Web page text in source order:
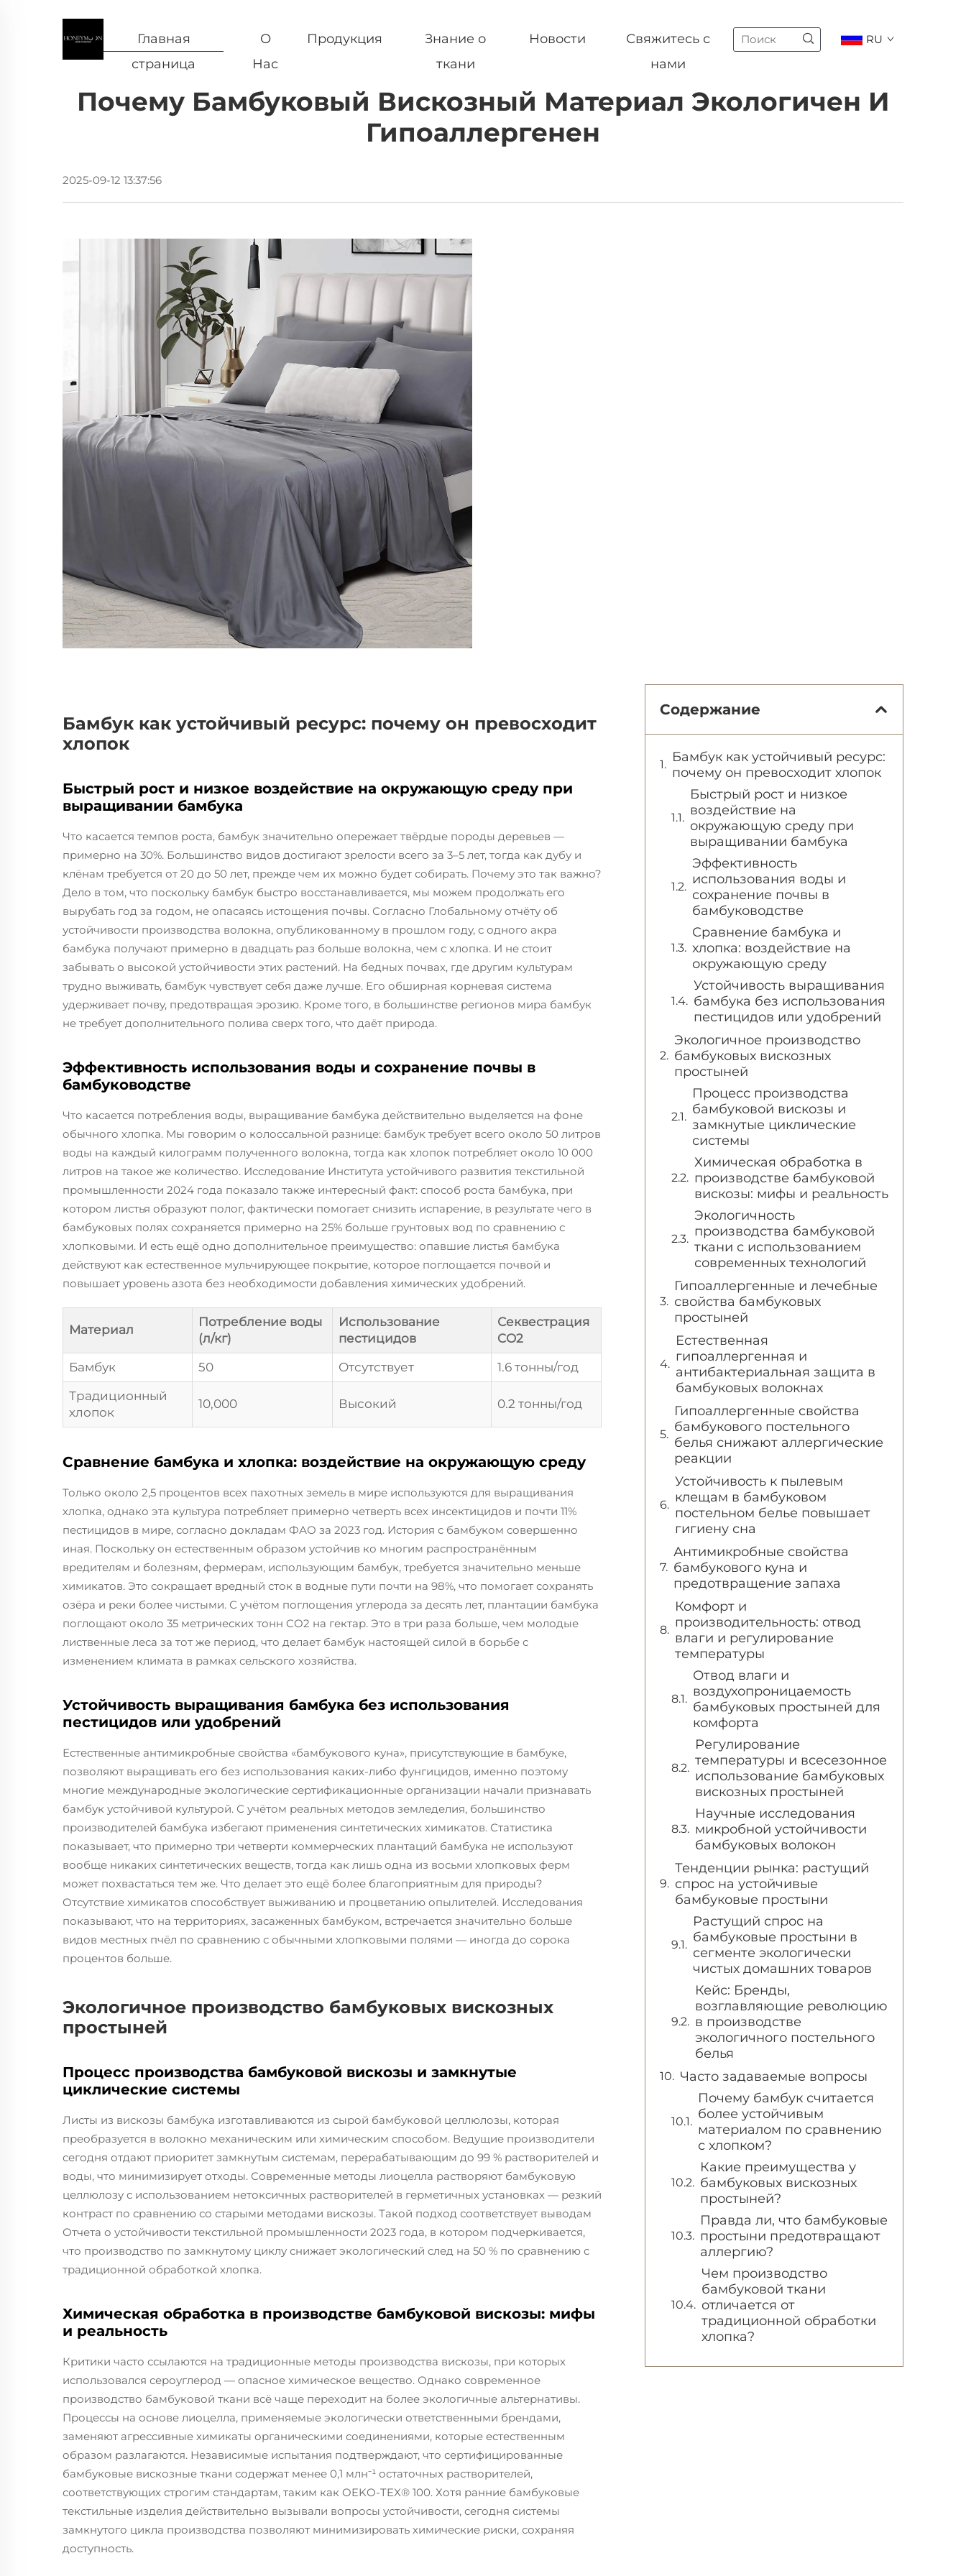
Главная
страница
О
Нас
Продукция
Знание о
ткани
Новости
Свяжитесь с
нами
RU
Почему Бамбуковый Вискозный Материал Экологичен И
Гипоаллергенен
2025-09-12 13:37:56
Бамбук как устойчивый ресурс: почему он превосходит
хлопок
Быстрый рост и низкое воздействие на окружающую среду при
выращивании бамбука
Что касается темпов роста, бамбук значительно опережает твёрдые породы деревьев —
примерно на 30%. Большинство видов достигают зрелости всего за 3–5 лет, тогда как дубу и
клёнам требуется от 20 до 50 лет, прежде чем их можно будет собирать. Почему это так важно?
Дело в том, что поскольку бамбук быстро восстанавливается, мы можем продолжать его
вырубать год за годом, не опасаясь истощения почвы. Согласно Глобальному отчёту об
устойчивости производства волокна, опубликованному в прошлом году, с одного акра
бамбука получают примерно в двадцать раз больше волокна, чем с хлопка. И не стоит
забывать о высокой устойчивости этих растений. На бедных почвах, где другим культурам
трудно выживать, бамбук чувствует себя даже лучше. Его обширная корневая система
удерживает почву, предотвращая эрозию. Кроме того, в большинстве регионов мира бамбук
не требует дополнительного полива сверх того, что даёт природа.
Эффективность использования воды и сохранение почвы в
бамбуководстве
Что касается потребления воды, выращивание бамбука действительно выделяется на фоне
обычного хлопка. Мы говорим о колоссальной разнице: бамбук требует всего около 50 литров
воды на каждый килограмм полученного волокна, тогда как хлопок потребляет около 10 000
литров на такое же количество. Исследование Института устойчивого развития текстильной
промышленности 2024 года показало также интересный факт: способ роста бамбука, при
котором листья образуют полог, фактически помогает снизить испарение, в результате чего в
бамбуковых полях сохраняется примерно на 25% больше грунтовых вод по сравнению с
хлопковыми. И есть ещё одно дополнительное преимущество: опавшие листья бамбука
действуют как естественное мульчирующее покрытие, которое поглощается почвой и
повышает уровень азота без необходимости добавления химических удобрений.
Материал
Потребление воды
(л/кг)
Использование
пестицидов
Секвестрация
CO2
Бамбук
50 Отсутствует
1.6 тонны/год
Традиционный
хлопок
10,000 Высокий 0.2 тонны/год
Сравнение бамбука и хлопка: воздействие на окружающую среду
Только около 2,5 процентов всех пахотных земель в мире используются для выращивания
хлопка, однако эта культура потребляет примерно четверть всех инсектицидов и почти 11%
пестицидов в мире, согласно докладам ФАО за 2023 год. История с бамбуком совершенно
иная. Поскольку он естественным образом устойчив ко многим распространённым
вредителям и болезням, фермерам, использующим бамбук, требуется значительно меньше
химикатов. Это сокращает вредный сток в водные пути почти на 98%, что помогает сохранять
озёра и реки более чистыми. С учётом поглощения углерода за десять лет, плантации бамбука
поглощают около 35 метрических тонн CO2 на гектар. Это в три раза больше, чем молодые
лиственные леса за тот же период, что делает бамбук настоящей силой в борьбе с
изменением климата в рамках сельского хозяйства.
Устойчивость выращивания бамбука без использования
пестицидов или удобрений
Естественные антимикробные свойства «бамбукового куна», присутствующие в бамбуке,
позволяют выращивать его без использования каких-либо фунгицидов, именно поэтому
многие международные экологические сертификационные организации начали признавать
бамбук устойчивой культурой. С учётом реальных методов земледелия, большинство
производителей бамбука избегают применения синтетических химикатов. Статистика
показывает, что примерно три четверти коммерческих плантаций бамбука не используют
вообще никаких синтетических веществ, тогда как лишь одна из восьми хлопковых ферм
может похвастаться тем же. Что делает это ещё более благоприятным для природы?
Отсутствие химикатов способствует выживанию и процветанию опылителей. Исследования
показывают, что на территориях, засаженных бамбуком, встречается значительно больше
видов местных пчёл по сравнению с обычными хлопковыми полями — иногда до сорока
процентов больше.
Экологичное производство бамбуковых вискозных
простыней
Процесс производства бамбуковой вискозы и замкнутые
циклические системы
Листы из вискозы бамбука изготавливаются из сырой бамбуковой целлюлозы, которая
преобразуется в волокно механическим или химическим способом. Ведущие производители
сегодня отдают приоритет замкнутым системам, перерабатывающим до 99 % растворителей и
воды, что минимизирует отходы. Современные методы лиоцелла растворяют бамбуковую
целлюлозу с использованием нетоксичных растворителей в герметичных установках — резкий
контраст по сравнению со старыми методами вискозы. Такой подход соответствует выводам
Отчета о устойчивости текстильной промышленности 2023 года, в котором подчеркивается,
что производство по замкнутому циклу снижает экологический след на 50 % по сравнению с
традиционной обработкой хлопка.
Химическая обработка в производстве бамбуковой вискозы: мифы
и реальность
Критики часто ссылаются на традиционные методы производства вискозы, при которых
использовался сероуглерод — опасное химическое вещество. Однако современное
производство бамбуковой ткани всё чаще переходит на более экологичные альтернативы.
Процессы на основе лиоцелла, применяемые экологически ответственными брендами,
заменяют агрессивные химикаты органическими соединениями, которые естественным
образом разлагаются. Независимые испытания подтверждают, что сертифицированные
бамбуковые вискозные ткани содержат менее 0,1 млн⁻¹ остаточных растворителей,
соответствующих строгим стандартам, таким как OEKO-TEX® 100. Хотя ранние бамбуковые
текстильные изделия действительно вызывали вопросы устойчивости, сегодня системы
замкнутого цикла производства позволяют минимизировать химические риски, сохраняя
доступность.
Содержание
Бамбук как устойчивый ресурс:
почему он превосходит хлопок
Быстрый рост и низкое
воздействие на
окружающую среду при
выращивании бамбука
Эффективность
использования воды и
сохранение почвы в
бамбуководстве
Сравнение бамбука и
хлопка: воздействие на
окружающую среду
Устойчивость выращивания
бамбука без использования
пестицидов или удобрений
Экологичное производство
бамбуковых вискозных
простыней
Процесс производства
бамбуковой вискозы и
замкнутые циклические
системы
Химическая обработка в
производстве бамбуковой
вискозы: мифы и реальность
Экологичность
производства бамбуковой
ткани с использованием
современных технологий
Гипоаллергенные и лечебные
свойства бамбуковых
простыней
Естественная
гипоаллергенная и
антибактериальная защита в
бамбуковых волокнах
Гипоаллергенные свойства
бамбукового постельного
белья снижают аллергические
реакции
Устойчивость к пылевым
клещам в бамбуковом
постельном белье повышает
гигиену сна
Антимикробные свойства
бамбукового куна и
предотвращение запаха
Комфорт и
производительность: отвод
влаги и регулирование
температуры
Отвод влаги и
воздухопроницаемость
бамбуковых простыней для
комфорта
Регулирование
температуры и всесезонное
использование бамбуковых
вискозных простыней
Научные исследования
микробной устойчивости
бамбуковых волокон
Тенденции рынка: растущий
спрос на устойчивые
бамбуковые простыни
Растущий спрос на
бамбуковые простыни в
сегменте экологически
чистых домашних товаров
Кейс: Бренды,
возглавляющие революцию
в производстве
экологичного постельного
белья
Часто задаваемые вопросы
Почему бамбук считается
более устойчивым
материалом по сравнению
с хлопком?
Какие преимущества у
бамбуковых вискозных
простыней?
Правда ли, что бамбуковые
простыни предотвращают
аллергию?
Чем производство
бамбуковой ткани
отличается от
традиционной обработки
хлопка?